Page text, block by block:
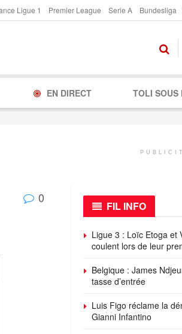
Ligue 1 Premier League Serie A Bundesliga
EN DIRECT TOLI SOUS
0
FIL INFO
Ligue 3 : Loïc Etoga et
coulent lors de leur
Belgique : James
tasse d’entrée
Luis Figo réclame la
Gianni Infantino